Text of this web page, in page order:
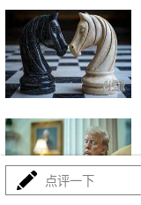
点评一下